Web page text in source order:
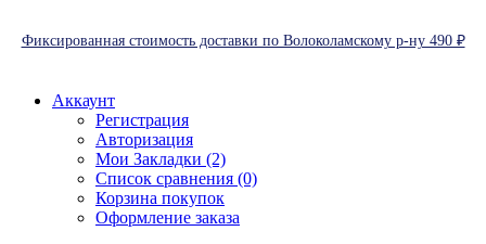
Фиксированная стоимость доставки по Волоколамскому р-ну 490 ₽
Аккаунт
Регистрация
Авторизация
Мои Закладки (2)
Список сравнения (0)
Корзина покупок
Оформление заказа